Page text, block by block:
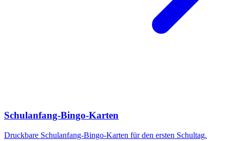
Schulanfang-Bingo-Karten
Druckbare Schulanfang-Bingo-Karten für den ersten Schultag.